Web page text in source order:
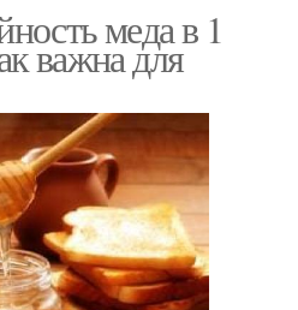
меда в 1
важна для